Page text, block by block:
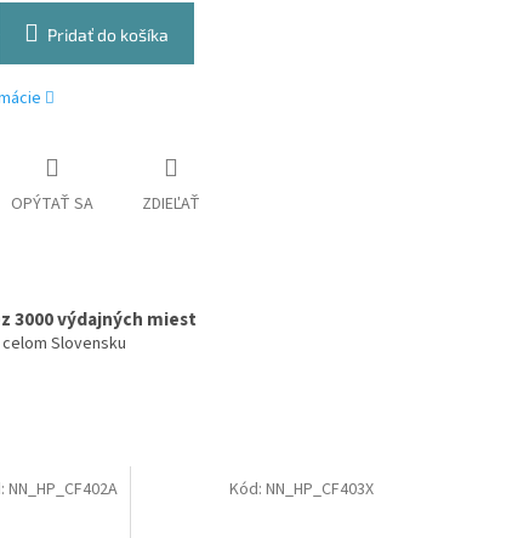
Pridať do košíka
OPÝTAŤ SA ZDIEĽAŤ
3000 výdajných miest
Slovensku
NN_HP_CF402A Kód: NN_HP_CF403X